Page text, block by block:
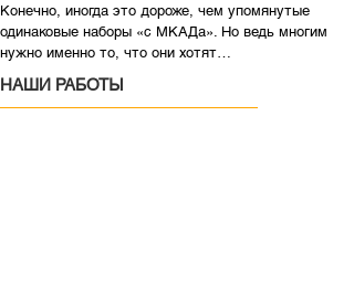
НАШИ РАБОТЫ
Конечно, иногда это дороже, чем упомянутые
одинаковые наборы «с МКАДа». Но ведь многим
нужно именно то, что они хотят…